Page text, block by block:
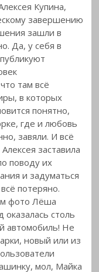
Купина,
завершению
зашли в
Да, у себя в
там всё
в которых
понятно,
где и любовь
завяли. И всё
заставила
поводу их
и задуматься
потеряно.
фото Лёша
столь
автомобиль! Не
новый или из
мол, Майка